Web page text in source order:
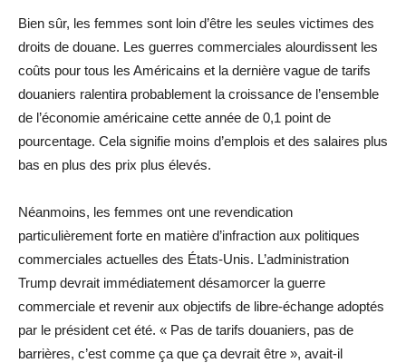
Bien sûr, les femmes sont loin d’être les seules victimes des
droits de douane. Les guerres commerciales alourdissent les
coûts pour tous les Américains et la dernière vague de tarifs
douaniers ralentira probablement la croissance de l’ensemble
de l’économie américaine cette année de 0,1 point de
pourcentage. Cela signifie moins d’emplois et des salaires plus
bas en plus des prix plus élevés.
Néanmoins, les femmes ont une revendication
particulièrement forte en matière d’infraction aux politiques
commerciales actuelles des États-Unis. L’administration
Trump devrait immédiatement désamorcer la guerre
commerciale et revenir aux objectifs de libre-échange adoptés
par le président cet été. « Pas de tarifs douaniers, pas de
barrières, c’est comme ça que ça devrait être », avait-il